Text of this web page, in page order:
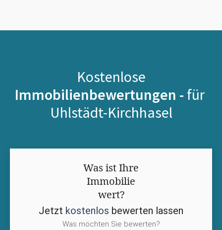
Kostenlose
Immobilienbewertungen - für
Uhlstädt-Kirchhasel
Was ist Ihre
Immobilie
wert?
Jetzt kostenlos bewerten lassen
Was möchten Sie bewerten?